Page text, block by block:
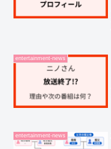
entertainment-news
entertainment-news